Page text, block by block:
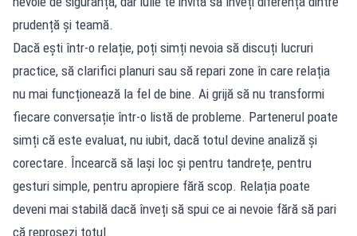
prudență și teamă.
Dacă ești într-o relație, poți simți nevoia să discuți lucruri
practice, să clarifici planuri sau să repari zone în care relația
nu mai funcționează la fel de bine. Ai grijă să nu transformi
fiecare conversație într-o listă de probleme. Partenerul poate
simți că este evaluat, nu iubit, dacă totul devine analiză și
corectare. Încearcă să lași loc și pentru tandrețe, pentru
gesturi simple, pentru apropiere fără scop. Relația poate
deveni mai stabilă dacă înveți să spui ce ai nevoie fără să pari
că reproșezi totul.